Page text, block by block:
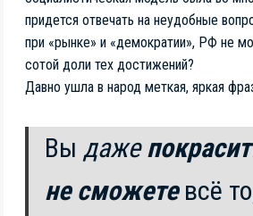
придется отвечать на неудобные
при «рынке» и «демократии», РФ не
сотой доли тех достижений?
Давно ушла в народ меткая, яркая
Вы даже
не сможетевсё